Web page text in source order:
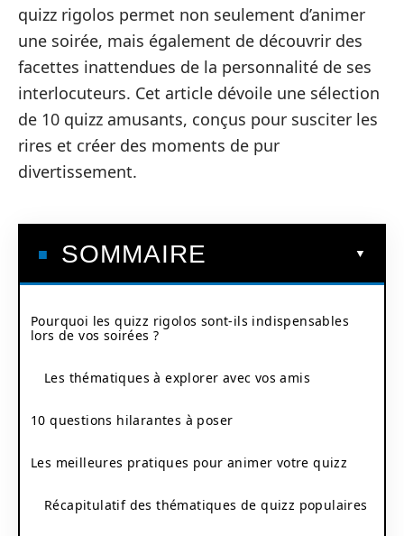
quizz rigolos permet non seulement d’animer
une soirée, mais également de découvrir des
facettes inattendues de la personnalité de ses
interlocuteurs. Cet article dévoile une sélection
de 10 quizz amusants, conçus pour susciter les
rires et créer des moments de pur
divertissement.
SOMMAIRE
Pourquoi les quizz rigolos sont-ils indispensables
lors de vos soirées ?
Les thématiques à explorer avec vos amis
10 questions hilarantes à poser
Les meilleures pratiques pour animer votre quizz
Récapitulatif des thématiques de quizz populaires